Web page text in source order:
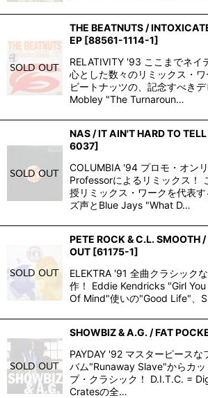
THE BEATNUTS /
EP [88561-1114-1]
RELATIVITY '93 ここまでネイ
心とした数々のリミックス・
ビートナッツの、記念すべき
Mobley "The Turnaroun…
NAS / IT AIN'T HARD TO
6037]
COLUMBIA '94 プロモ・オン
Professorによるリミックス！
授リミックス・ワークを代表
ズ声とBlue Jays "What D…
PETE ROCK & C.L. SMOOTH
OUT [61175-1]
ELEKTRA '91 全曲クラシック
作！ Eddie Kendricks "Girl
Of Mind"使いの"Good Life"、
SHOWBIZ & A.G. / FAT
PAYDAY '92 マスターピースな
バム"Runaway Slave"からカッ
プ・クラシック！ D.I.T.C. =
Cratesの全…